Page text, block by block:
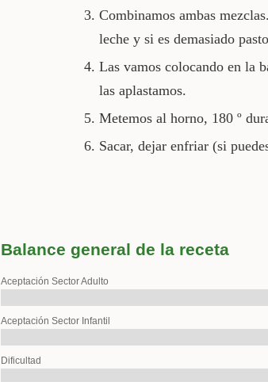
Combinamos ambas
leche y si es demasiado
Las vamos colocando en la
las aplastamos.
Metemos al horno, 180 º
Sacar, dejar enfriar (si
Balance general de la receta
Aceptación Sector Adulto
Aceptación Sector Infantil
Dificultad